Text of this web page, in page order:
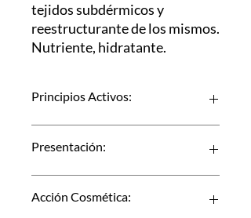
tejidos subdérmicos y
reestructurante de los mismos.
Nutriente, hidratante.
Principios Activos:
» DMAE
» Glutatión
Presentación:
Acción Cosmética: